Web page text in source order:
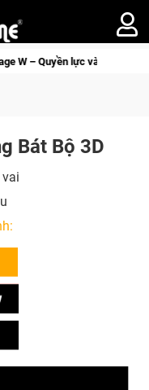
thành Kent sắp tới!
Bát Bộ 3D